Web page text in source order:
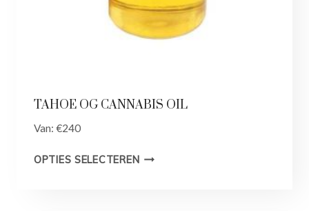
TAHOE OG CANNABIS OIL
Van: €240
OPTIES SELECTEREN